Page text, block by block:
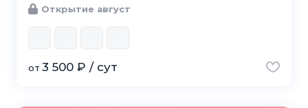
Открытие август
от 3 500 ₽ / сут